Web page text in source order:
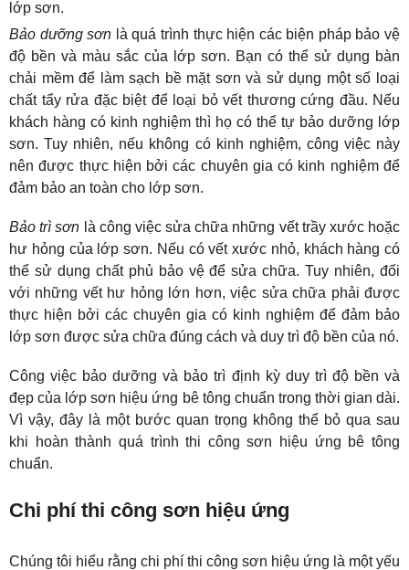
lớp sơn.
Bảo dưỡng sơn là quá trình thực hiện các biện pháp bảo vệ
độ bền và màu sắc của lớp sơn. Bạn có thể sử dụng bàn
chải mềm để làm sạch bề mặt sơn và sử dụng một số loại
chất tẩy rửa đặc biệt để loại bỏ vết thương cứng đầu. Nếu
khách hàng có kinh nghiệm thì họ có thể tự bảo dưỡng lớp
sơn. Tuy nhiên, nếu không có kinh nghiệm, công việc này
nên được thực hiện bởi các chuyên gia có kinh nghiệm để
đảm bảo an toàn cho lớp sơn.
Bảo trì sơn là công việc sửa chữa những vết trầy xước hoặc
hư hỏng của lớp sơn. Nếu có vết xước nhỏ, khách hàng có
thể sử dụng chất phủ bảo vệ để sửa chữa. Tuy nhiên, đối
với những vết hư hỏng lớn hơn, việc sửa chữa phải được
thực hiện bởi các chuyên gia có kinh nghiệm để đảm bảo
lớp sơn được sửa chữa đúng cách và duy trì độ bền của nó.
Công việc bảo dưỡng và bảo trì định kỳ duy trì độ bền và
đẹp của lớp sơn hiệu ứng bê tông chuẩn trong thời gian dài.
Vì vậy, đây là một bước quan trọng không thể bỏ qua sau
khi hoàn thành quá trình thi công sơn hiệu ứng bê tông
chuẩn.
Chi phí thi công sơn hiệu ứng
Chúng tôi hiểu rằng chi phí thi công sơn hiệu ứng là một yếu